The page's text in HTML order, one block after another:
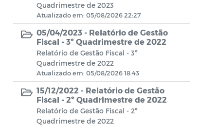
e Processos Seletivos
Plano Estratégico Institucional
RGF-Relatórios de Gestão Fiscal
Relatório de Gestão ou Atividades
Quadrimestre de 2023
Atualizado em: 05/08/2026 22:27
05/04/2023 - Relatório de Gestão
Fiscal - 3º Quadrimestre de 2022
Relatório de Gestão Fiscal - 3º
Quadrimestre de 2022
Atualizado em: 05/08/2026 18:43
15/12/2022 - Relatório de Gestão
Fiscal - 2º Quadrimestre de 2022
Relatório de Gestão Fiscal - 2º
Quadrimestre de 2022